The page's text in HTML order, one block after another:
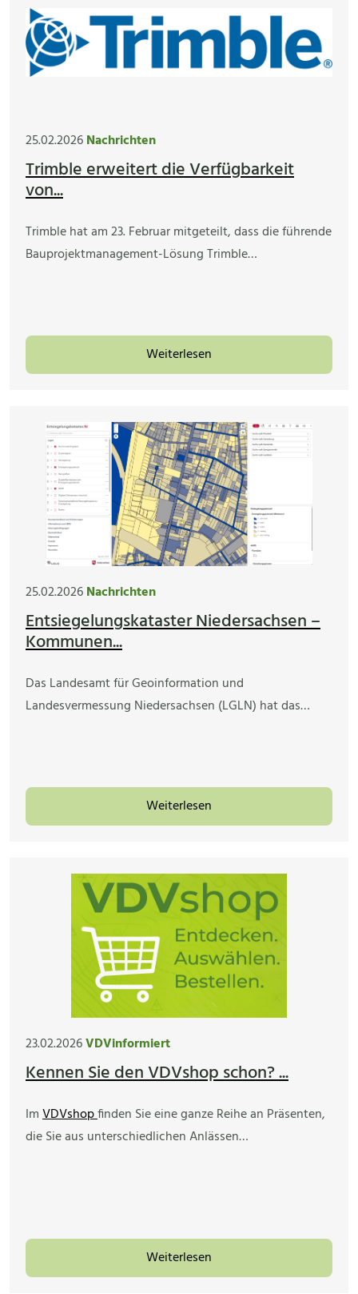
25.02.2026Nachrichten
Trimble erweitert die Verfügbarkeit
von...
Trimble hat am 23. Februar mitgeteilt, dass die führende
Bauprojektmanagement-Lösung Trimble…
Weiterlesen
25.02.2026Nachrichten
Entsiegelungskataster Niedersachsen –
Kommunen...
Das Landesamt für Geoinformation und
Landesvermessung Niedersachsen (LGLN) hat das…
Weiterlesen
23.02.2026VDVinformiert
Kennen Sie den VDVshop schon? ...
ImVDVshopfinden Sie eine ganze Reihe an Präsenten,
die Sie aus unterschiedlichen Anlässen…
Weiterlesen